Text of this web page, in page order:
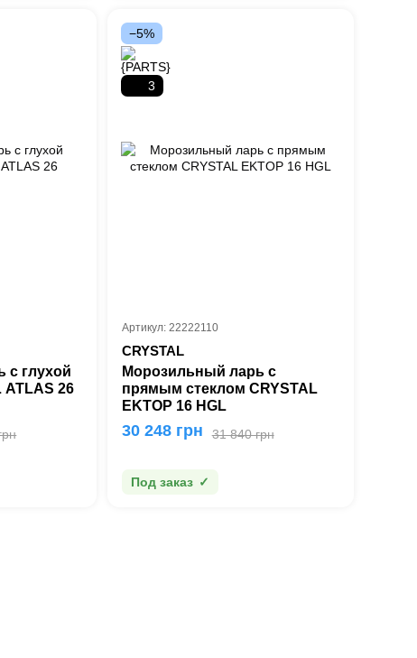
с глухой
ATLAS 26
−5%
3
Артикул: 22222110
CRYSTAL
Морозильный ларь с
прямым стеклом CRYSTAL
ΕΚΤΟΡ 16 HGL
31 840 грн
30 248 грн
Под заказ